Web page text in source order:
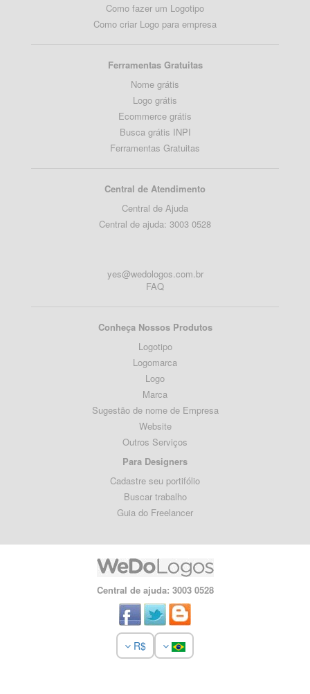
Como fazer um Logotipo
Como criar Logo para empresa
Ferramentas Gratuitas
Nome grátis
Logo grátis
Ecommerce grátis
Busca grátis INPI
Ferramentas Gratuitas
Central de Atendimento
Central de Ajuda
Central de ajuda: 3003 0528
yes@wedologos.com.br
FAQ
Conheça Nossos Produtos
Logotipo
Logomarca
Logo
Marca
Sugestão de nome de Empresa
Website
Outros Serviços
Para Designers
Cadastre seu portifólio
Buscar trabalho
Guia do Freelancer
Central de ajuda: 3003 0528
R$